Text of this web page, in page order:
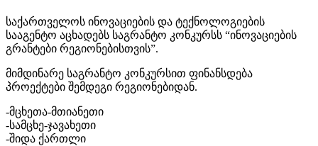
საქართველოს ინოვაციების და ტექნოლოგიების
სააგენტო აცხადებს საგრანტო კონკურსს “ინოვაციების
გრანტები რეგიონებისთვის”.
მიმდინარე საგრანტო კონკურსით ფინანსდება
პროექტები შემდეგი რეგიონებიდან.
-მცხეთა-მთიანეთი
-სამცხე-ჯავახეთი
-შიდა ქართლი